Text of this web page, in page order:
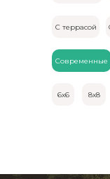
6х6 8х8
Современные
С террасой